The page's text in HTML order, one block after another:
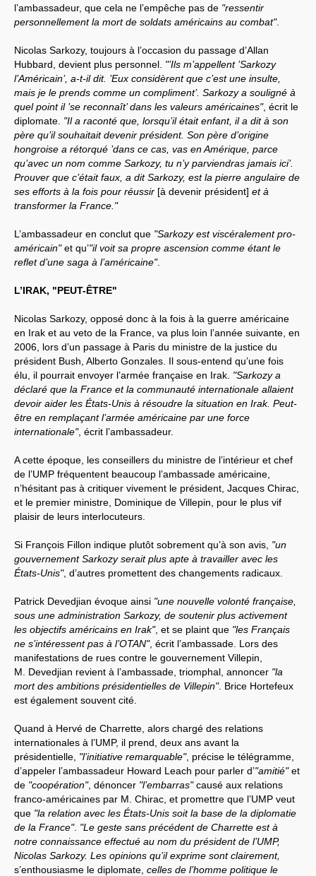
l’ambassadeur, que cela ne l’empêche pas de "ressentir
personnellement la mort de soldats américains au combat".
Nicolas Sarkozy, toujours à l’occasion du passage d’Allan
Hubbard, devient plus personnel. "’Ils m’appellent ’Sarkozy
l’Américain’, a-t-il dit. ’Eux considèrent que c’est une insulte,
mais je le prends comme un compliment’. Sarkozy a souligné à
quel point il ’se reconnaît’ dans les valeurs américaines", écrit le
diplomate. "Il a raconté que, lorsqu’il était enfant, il a dit à son
père qu’il souhaitait devenir président. Son père d’origine
hongroise a rétorqué ’dans ce cas, vas en Amérique, parce
qu’avec un nom comme Sarkozy, tu n’y parviendras jamais ici’.
Prouver que c’était faux, a dit Sarkozy, est la pierre angulaire de
ses efforts à la fois pour réussir [à devenir président] et à
transformer la France."
L’ambassadeur en conclut que "Sarkozy est viscéralement pro-
américain"et qu’"il voit sa propre ascension comme étant le
reflet d’une saga à l’américaine".
L’IRAK, "PEUT-ÊTRE"
Nicolas Sarkozy, opposé donc à la fois à la guerre américaine
en Irak et au veto de la France, va plus loin l’année suivante, en
2006, lors d’un passage à Paris du ministre de la justice du
président Bush, Alberto Gonzales. Il sous-entend qu’une fois
élu, il pourrait envoyer l’armée française en Irak. "Sarkozy a
déclaré que la France et la communauté internationale allaient
devoir aider les États-Unis à résoudre la situation en Irak. Peut-
être en remplaçant l’armée américaine par une force
internationale", écrit l’ambassadeur.
A cette époque, les conseillers du ministre de l’intérieur et chef
de l’UMP fréquentent beaucoup l’ambassade américaine,
n’hésitant pas à critiquer vivement le président, Jacques Chirac,
et le premier ministre, Dominique de Villepin, pour le plus vif
plaisir de leurs interlocuteurs.
Si François Fillon indique plutôt sobrement qu’à son avis, "un
gouvernement Sarkozy serait plus apte à travailler avec les
États-Unis", d’autres promettent des changements radicaux.
Patrick Devedjian évoque ainsi "une nouvelle volonté française,
sous une administration Sarkozy, de soutenir plus activement
les objectifs américains en Irak", et se plaint que "les Français
ne s’intéressent pas à l’OTAN", écrit l’ambassade. Lors des
manifestations de rues contre le gouvernement Villepin,
M. Devedjian revient à l’ambassade, triomphal, annoncer "la
mort des ambitions présidentielles de Villepin". Brice Hortefeux
est également souvent cité.
Quand à Hervé de Charrette, alors chargé des relations
internationales à l’UMP, il prend, deux ans avant la
présidentielle, "l’initiative remarquable", précise le télégramme,
d’appeler l’ambassadeur Howard Leach pour parler d’"amitié"et
de "coopération", dénoncer "l’embarras"causé aux relations
franco-américaines par M. Chirac, et promettre que l’UMP veut
que "la relation avec les États-Unis soit la base de la diplomatie
de la France". "Le geste sans précédent de Charrette est à
notre connaissance effectué au nom du président de l’UMP,
Nicolas Sarkozy. Les opinions qu’il exprime sont clairement,
s’enthousiasme le diplomate, celles de l’homme politique le